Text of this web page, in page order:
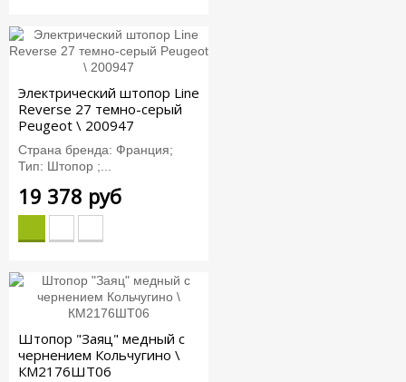
Электрический штопор Line
Reverse 27 темно-серый
Peugeot \ 200947
Страна бренда: Франция;
Тип: Штопор ;...
19 378 руб
Штопор "Заяц" медный с
чернением Кольчугино \
КМ2176ШТ06